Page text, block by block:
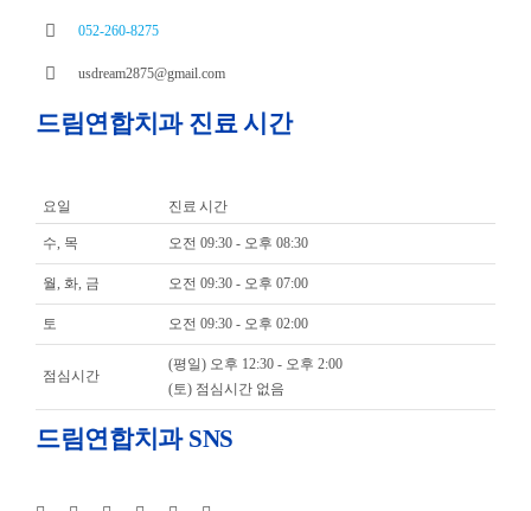
052-260-8275
usdream2875@gmail.com
드림연합치과 진료 시간
요일 진료 시간
수, 목 오전 09:30 - 오후 08:30
월, 화, 금 오전 09:30 - 오후 07:00
토 오전 09:30 - 오후 02:00
점심시간
(평일) 오후 12:30 - 오후 2:00
(토) 점심시간 없음
드림연합치과 SNS